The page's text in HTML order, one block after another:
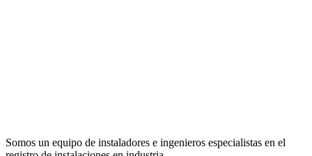
Somos un equipo de instaladores e ingenieros especialistas en el